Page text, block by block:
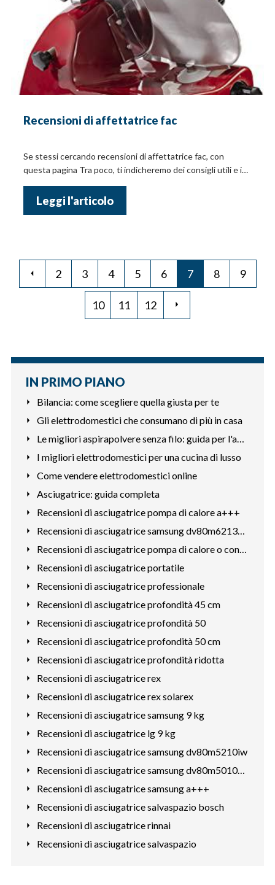
Recensioni di affettatrice fac
Se stessi cercando recensioni di affettatrice fac, con
questa pagina Tra poco, ti indicheremo dei consigli utili e i
Leggi l'articolo
2 3 4 5 6 7 8 9
10 11 12
IN PRIMO PIANO
Bilancia: come scegliere quella giusta per te
Gli elettrodomestici che consumano di più in casa
Le migliori aspirapolvere senza filo: guida per l'acquisto
I migliori elettrodomestici per una cucina di lusso
Come vendere elettrodomestici online
Asciugatrice: guida completa
Recensioni di asciugatrice pompa di calore a+++
Recensioni di asciugatrice samsung dv80m6213cw
Recensioni di asciugatrice pompa di calore o condensazione
Recensioni di asciugatrice portatile
Recensioni di asciugatrice professionale
Recensioni di asciugatrice profondità 45 cm
Recensioni di asciugatrice profondità 50
Recensioni di asciugatrice profondità 50 cm
Recensioni di asciugatrice profondità ridotta
Recensioni di asciugatrice rex
Recensioni di asciugatrice rex solarex
Recensioni di asciugatrice samsung 9 kg
Recensioni di asciugatrice lg 9 kg
Recensioni di asciugatrice samsung dv80m5210iw
Recensioni di asciugatrice samsung dv80m50101w
Recensioni di asciugatrice samsung a+++
Recensioni di asciugatrice salvaspazio bosch
Recensioni di asciugatrice rinnai
Recensioni di asciugatrice salvaspazio